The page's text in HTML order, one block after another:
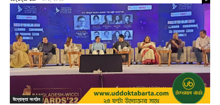
উদ্যোক্তা সংগঠন